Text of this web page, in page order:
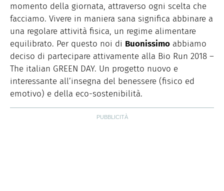
momento della giornata, attraverso ogni scelta che
facciamo. Vivere in maniera sana significa abbinare a
una regolare attività fisica, un regime alimentare
equilibrato. Per questo noi di Buonissimo abbiamo
deciso di partecipare attivamente alla Bio Run 2018 –
The italian GREEN DAY. Un progetto nuovo e
interessante all’insegna del benessere (fisico ed
emotivo) e della eco-sostenibilità.